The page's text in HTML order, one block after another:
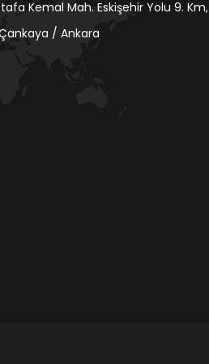
Kemal Mah. Eskişehir Yolu 9. Km,
/ Ankara